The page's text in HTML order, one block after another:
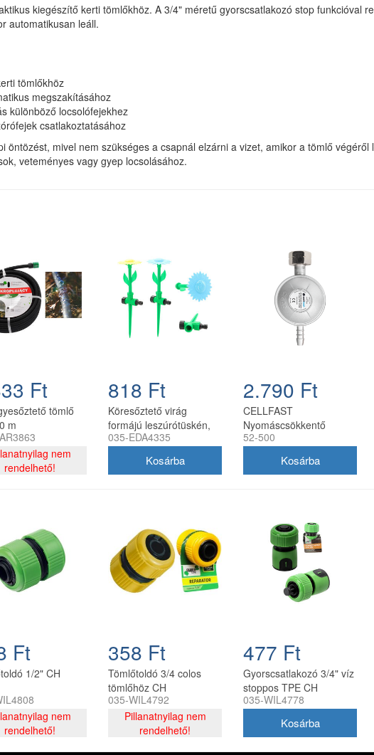
kiegészítő kerti tömlőkhöz. A 3/4" méretű gyorscsatlakozó stop funkcióval
automatikusan leáll.
tömlőkhöz
megszakításához
különböző locsolófejekhez
csatlakoztatásához
öntözést, mivel nem szükséges a csapnál elzárni a vizet, amikor a tömlő
veteményes vagy gyep locsolásához.
Ft
tömlő
m
CH
nem
rendelhető!
818 Ft
Köresőztető virág
formájú leszúrótüskén,
CH, 5900779884335
035-EDA4335
2.790 Ft
CELLFAST
Nyomáscsökkentő
szelep
52-500
Ft
1/2" CH
nem
rendelhető!
358 Ft
Tömlőtoldó 3/4 colos
tömlőhöz CH
035-WIL4792
Pillanatnyilag nem
rendelhető!
477 Ft
Gyorscsatlakozó 3/4" víz
stoppos TPE CH
5901292684778
035-WIL4778